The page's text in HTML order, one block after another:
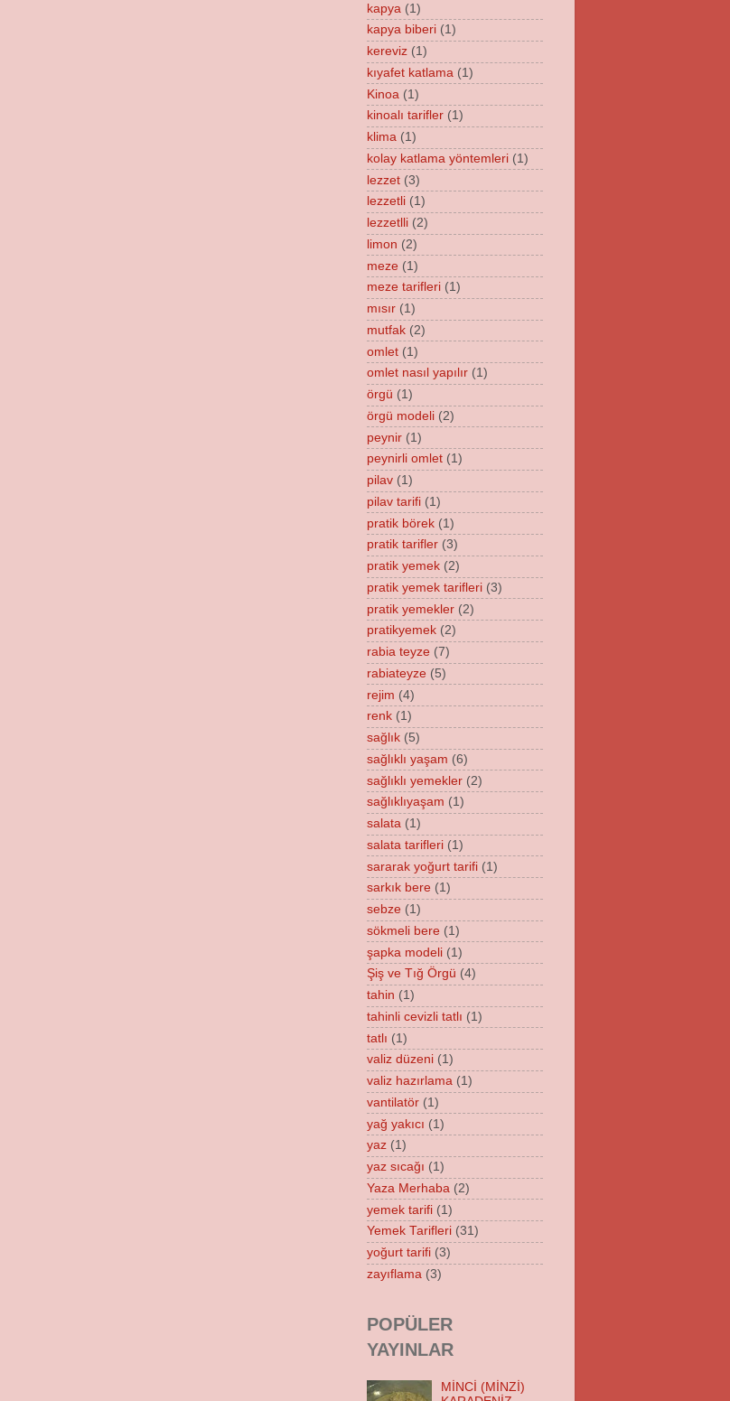
kapya (1)
kapya biberi (1)
kereviz (1)
kıyafet katlama (1)
Kinoa (1)
kinoalı tarifler (1)
klima (1)
kolay katlama yöntemleri (1)
lezzet (3)
lezzetli (1)
lezzetlli (2)
limon (2)
meze (1)
meze tarifleri (1)
mısır (1)
mutfak (2)
omlet (1)
omlet nasıl yapılır (1)
örgü (1)
örgü modeli (2)
peynir (1)
peynirli omlet (1)
pilav (1)
pilav tarifi (1)
pratik börek (1)
pratik tarifler (3)
pratik yemek (2)
pratik yemek tarifleri (3)
pratik yemekler (2)
pratikyemek (2)
rabia teyze (7)
rabiateyze (5)
rejim (4)
renk (1)
sağlık (5)
sağlıklı yaşam (6)
sağlıklı yemekler (2)
sağlıklıyaşam (1)
salata (1)
salata tarifleri (1)
sararak yoğurt tarifi (1)
sarkık bere (1)
sebze (1)
sökmeli bere (1)
şapka modeli (1)
Şiş ve Tığ Örgü (4)
tahin (1)
tahinli cevizli tatlı (1)
tatlı (1)
valiz düzeni (1)
valiz hazırlama (1)
vantilatör (1)
yağ yakıcı (1)
yaz (1)
yaz sıcağı (1)
Yaza Merhaba (2)
yemek tarifi (1)
Yemek Tarifleri (31)
yoğurt tarifi (3)
zayıflama (3)
POPÜLER
YAYINLAR
MİNCİ (MİNZİ)